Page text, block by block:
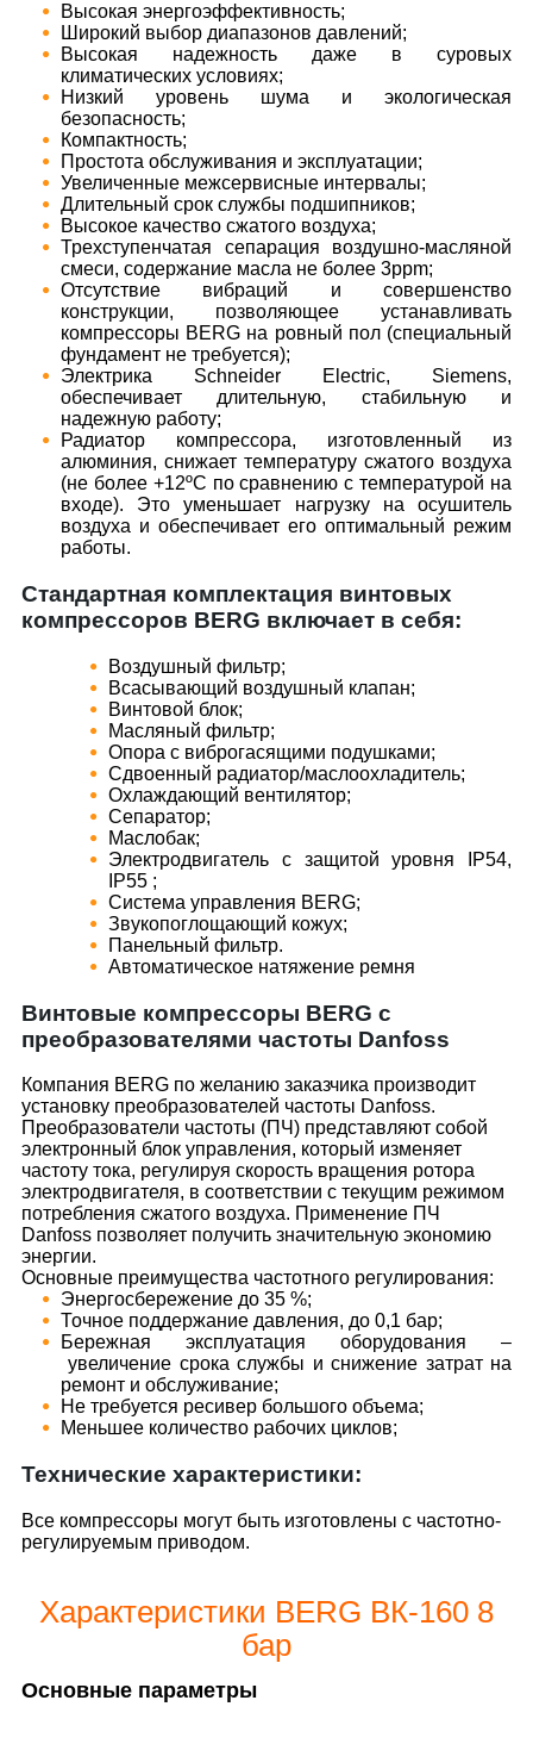
​Высокая энергоэффективность;
​Широкий выбор диапазонов давлений;
​Высокая надежность даже в суровых
климатических условиях;
​Низкий уровень шума и экологическая
безопасность;
​Компактность;
​Простота обслуживания и эксплуатации;
​Увеличенные межсервисные интервалы;
​Длительный срок службы подшипников;
​Высокое качество сжатого воздуха;
​Трехступенчатая сепарация воздушно-масляной
смеси, содержание масла не более 3ppm;
​Отсутствие вибраций и совершенство
конструкции, позволяющее устанавливать
компрессоры BERG на ровный пол (специальный
фундамент не требуется);
​Электрика Schneider Electric, Siemens,
обеспечивает длительную, стабильную и
надежную работу;
​Радиатор компрессора, изготовленный из
алюминия, снижает температуру сжатого воздуха
(не более +12ºС по сравнению с температурой на
входе). Это уменьшает нагрузку на осушитель
воздуха и обеспечивает его оптимальный режим
работы.
Стандартная комплектация винтовых
компрессоров BERG включает в себя:
Воздушный фильтр;
Всасывающий воздушный клапан;
Винтовой блок;
Масляный фильтр;
Опора с виброгасящими подушками;
Сдвоенный радиатор/маслоохладитель;
Охлаждающий вентилятор;
Сепаратор;
Маслобак;
Электродвигатель с защитой уровня IP54,
IP55 ;
Система управления BERG;
Звукопоглощающий кожух;
Панельный фильтр.
Автоматическое натяжение ремня
Винтовые компрессоры BERG с
преобразователями частоты Danfoss
Компания BERG по желанию заказчика производит
установку преобразователей частоты Danfoss.
Преобразователи частоты (ПЧ) представляют собой
электронный блок управления, который изменяет
частоту тока, регулируя скорость вращения ротора
электродвигателя, в соответствии с текущим режимом
потребления сжатого воздуха. Применение ПЧ
Danfoss позволяет получить значительную экономию
энергии.
Основные преимущества частотного регулирования:
Энергосбережение до 35 %;
Точное поддержание давления, до 0,1 бар;
Бережная эксплуатация оборудования –
увеличение срока службы и снижение затрат на
ремонт и обслуживание;
Не требуется ресивер большого объема;
Меньшее количество рабочих циклов;
Технические характеристики:
Все компрессоры могут быть изготовлены с частотно-
регулируемым приводом.
Характеристики BERG ВК-160 8
бар
Основные параметры